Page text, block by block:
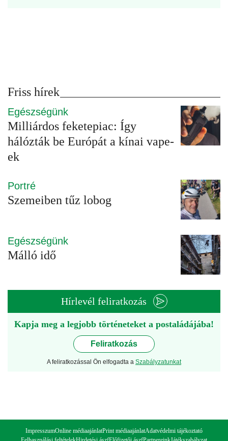
Friss hírek
Egészségünk
Milliárdos feketepiac: Így
hálózták be Európát a kínai vape-
ek
Portré
Szemeiben tűz lobog
Egészségünk
Málló idő
Hírlevél feliratkozás
Kapja meg a legjobb történeteket a postaládájába!
Feliratkozás
A feliratkozással Ön elfogadta a Szabályzatunkat
ImpresszumOnline médiaajánlatPrint médiaajánlatAdatvédelmi tájékoztató